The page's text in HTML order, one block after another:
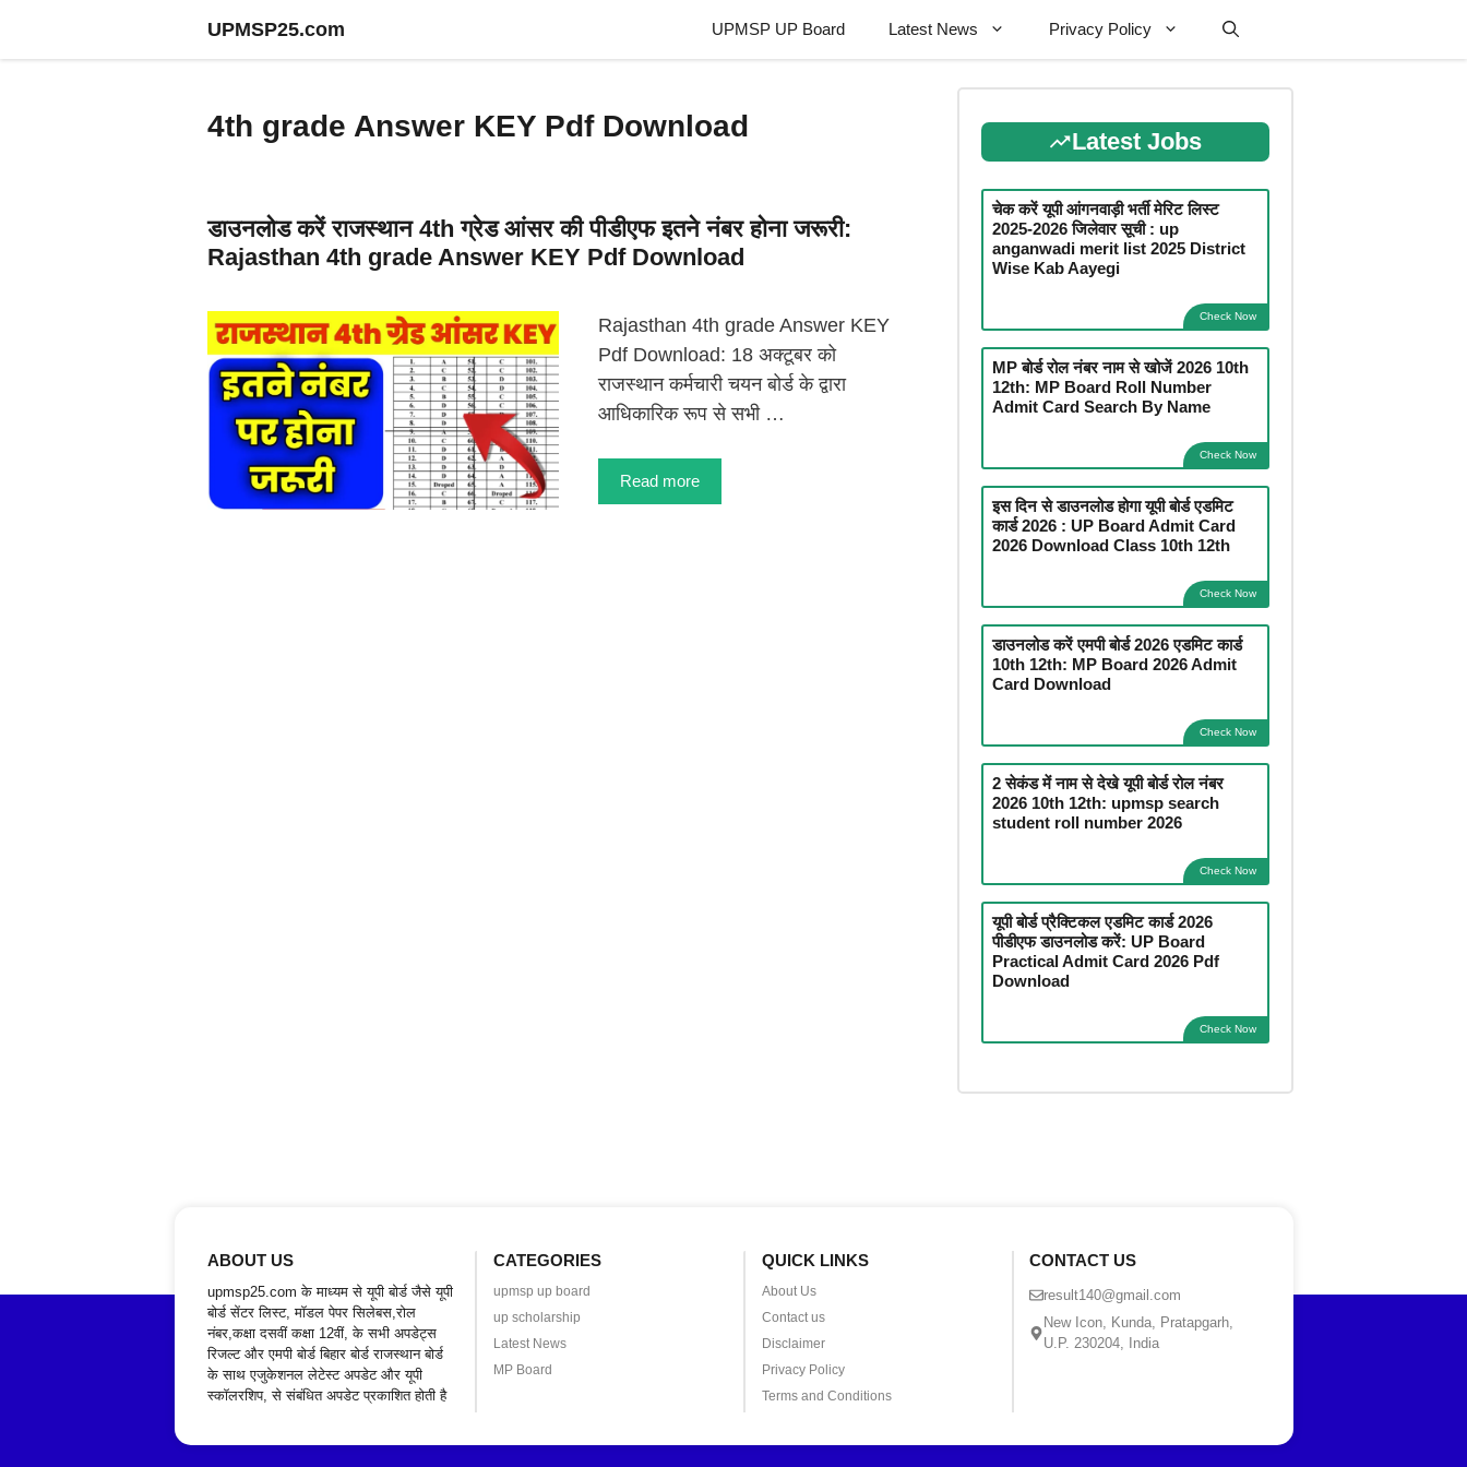
UPMSP25.com UPMSP UP Board Latest News Privacy Policy
4th grade Answer KEY Pdf Download
डाउनलोड करें राजस्थान 4th ग्रेड आंसर की पीडीएफ इतने नंबर होना जरूरी:
Rajasthan 4th grade Answer KEY Pdf Download
Rajasthan 4th grade Answer KEY
Pdf Download: 18 अक्टूबर को
राजस्थान कर्मचारी चयन बोर्ड के द्वारा
आधिकारिक रूप से सभी …
Read more
Latest Jobs
चेक करें यूपी आंगनवाड़ी भर्ती मेरिट लिस्ट
2025-2026 जिलेवार सूची : up
anganwadi merit list 2025 District
Wise Kab Aayegi
Check Now
MP बोर्ड रोल नंबर नाम से खोजें 2026 10th
12th: MP Board Roll Number
Admit Card Search By Name
Check Now
इस दिन से डाउनलोड होगा यूपी बोर्ड एडमिट
कार्ड 2026 : UP Board Admit Card
2026 Download Class 10th 12th
Check Now
डाउनलोड करें एमपी बोर्ड 2026 एडमिट कार्ड
10th 12th: MP Board 2026 Admit
Card Download
Check Now
2 सेकंड में नाम से देखे यूपी बोर्ड रोल नंबर
2026 10th 12th: upmsp search
student roll number 2026
Check Now
यूपी बोर्ड प्रैक्टिकल एडमिट कार्ड 2026
पीडीएफ डाउनलोड करें: UP Board
Practical Admit Card 2026 Pdf
Download
Check Now
ABOUT US
upmsp25.com के माध्यम से यूपी बोर्ड जैसे यूपी
बोर्ड सेंटर लिस्ट, मॉडल पेपर सिलेबस,रोल
नंबर,कक्षा दसवीं कक्षा 12वीं, के सभी अपडेट्स
रिजल्ट और एमपी बोर्ड बिहार बोर्ड राजस्थान बोर्ड
के साथ एजुकेशनल लेटेस्ट अपडेट और यूपी
स्कॉलरशिप, से संबंधित अपडेट प्रकाशित होती है
CATEGORIES
upmsp up board
up scholarship
Latest News
MP Board
QUICK LINKS
About Us
Contact us
Disclaimer
Privacy Policy
Terms and Conditions
CONTACT US
result140@gmail.com
New Icon, Kunda, Pratapgarh,
U.P. 230204, India